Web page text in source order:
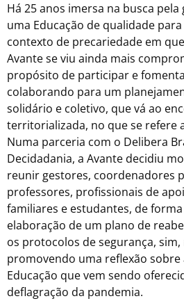
Há 25 anos imersa na busca
uma Educação de qualidade
contexto de precariedade em
Avante se viu ainda mais
propósito de participar e
colaborando para um
solidário e coletivo, que vá ao
territorializada, no que se refere
Numa parceria com o Delibera
Decidadania, a Avante decidiu
reunir gestores, coordenadores
professores, profissionais de
familiares e estudantes, de
elaboração de um plano de
os protocolos de segurança,
promovendo uma reflexão sobre
Educação que vem sendo
deflagração da pandemia.